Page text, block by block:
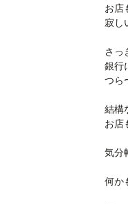
お店
寂し
さっ
銀行
つら
結構
お店
気分
何か